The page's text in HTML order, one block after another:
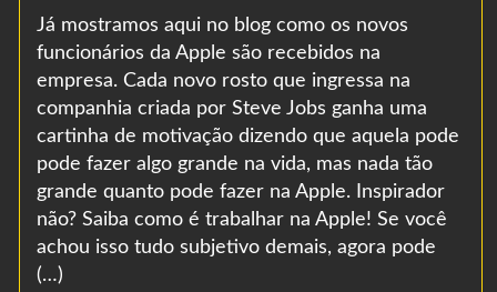
Já mostramos aqui no blog como os novos
funcionários da Apple são recebidos na
empresa. Cada novo rosto que ingressa na
companhia criada por Steve Jobs ganha uma
cartinha de motivação dizendo que aquela pode
pode fazer algo grande na vida, mas nada tão
grande quanto pode fazer na Apple. Inspirador
não? Saiba como é trabalhar na Apple! Se você
achou isso tudo subjetivo demais, agora pode
(…)